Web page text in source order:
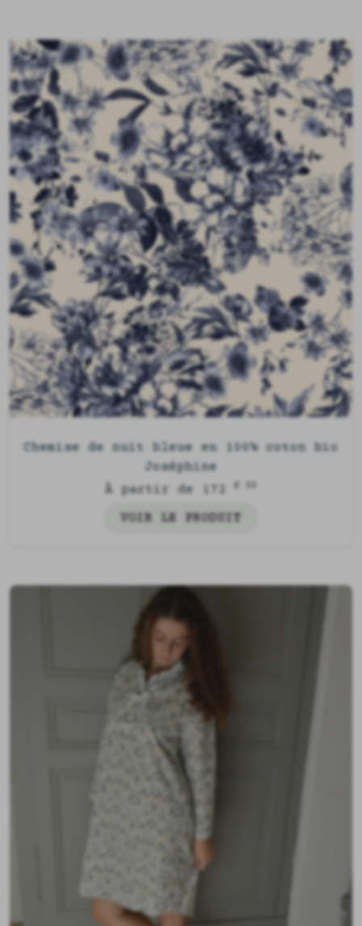
Chemise de nuit bleue en 100% coton bio
Joséphine
À partir de 172€ 00
VOIR LE PRODUIT